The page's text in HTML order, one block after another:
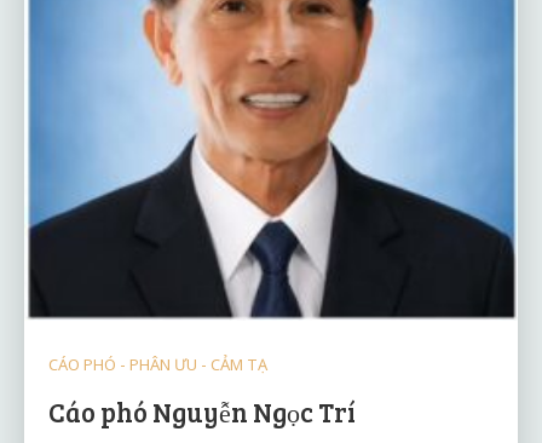
CÁO PHÓ - PHÂN ƯU - CẢM TẠ
Cáo phó Nguyễn Ngọc Trí